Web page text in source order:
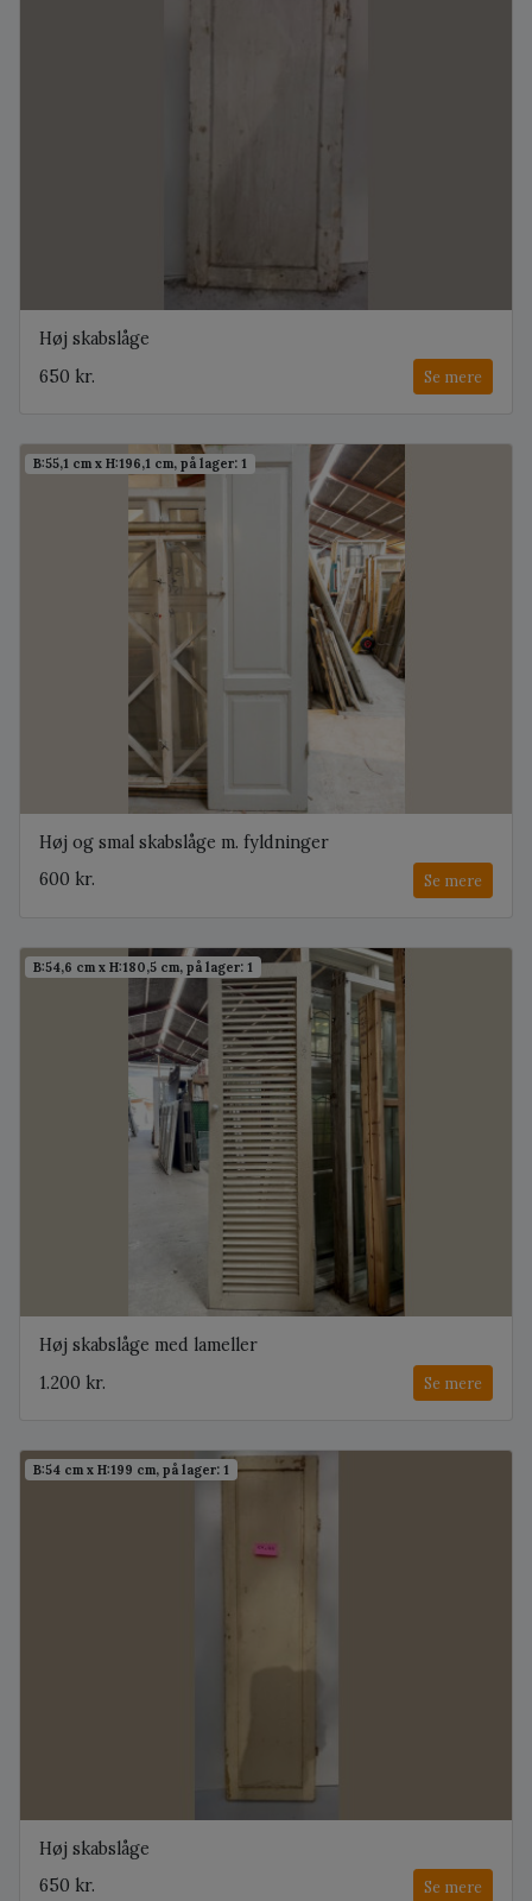
Høj skabslåge
650 kr.
Se mere
B:55,1 cm x H:196,1 cm, på lager: 1
Høj og smal skabslåge m. fyldninger
600 kr.
Se mere
B:54,6 cm x H:180,5 cm, på lager: 1
Høj skabslåge med lameller
1.200 kr.
Se mere
B:54 cm x H:199 cm, på lager: 1
Høj skabslåge
650 kr.
Se mere